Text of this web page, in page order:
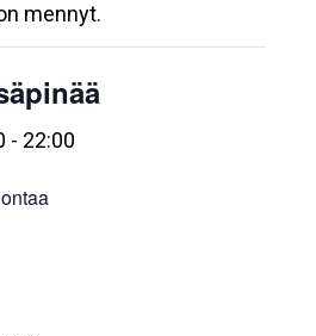
mennyt.
- 22:00